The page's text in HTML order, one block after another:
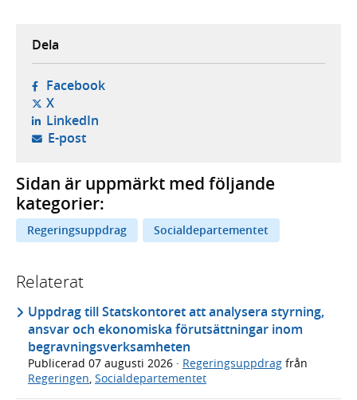
Dela
Facebook- öppnas i ny flik, extern webbplats,
X- öppnas i ny flik, extern webbplats,
LinkedIn- öppnas i ny flik, extern webbplats,
E-post- öppnar din e-postklient,
Sidan är uppmärkt med följande
kategorier:
Regeringsuppdrag Socialdepartementet
Relaterat
Uppdrag till Statskontoret att analysera styrning,
ansvar och ekonomiska förutsättningar inom
begravningsverksamheten
Publicerad 07 augusti 2026 · Regeringsuppdrag från
Regeringen, Socialdepartementet